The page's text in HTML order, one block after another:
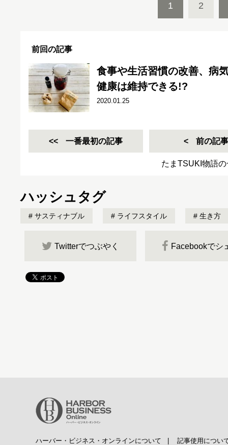
1 2
前回の記事
食事や生活習慣の改善、病
健康は維持できる!?
2020.01.25
一番最初の記事 前の記事
たまTSUKI物語
ハッシュタグ
サスティナブル ライフスタイル 生き方
Twitterでつぶやく Facebookでシ
ハーバー・ビジネス・オンラインについて 記事使用につい